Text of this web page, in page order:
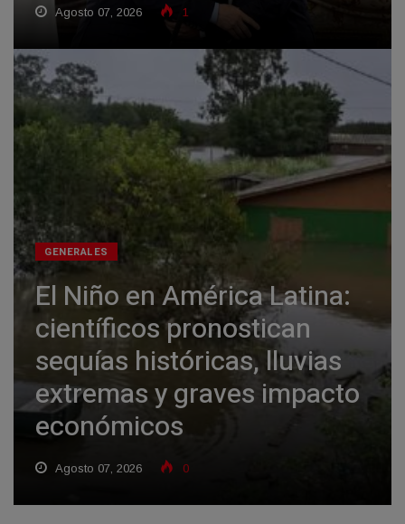
Agosto 07, 2026 1
GENERALES
El Niño en América Latina:
científicos pronostican
sequías históricas, lluvias
extremas y graves impacto
económicos
Agosto 07, 2026 0